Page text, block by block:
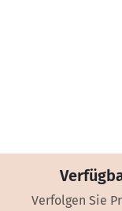
Verfolgen Sie